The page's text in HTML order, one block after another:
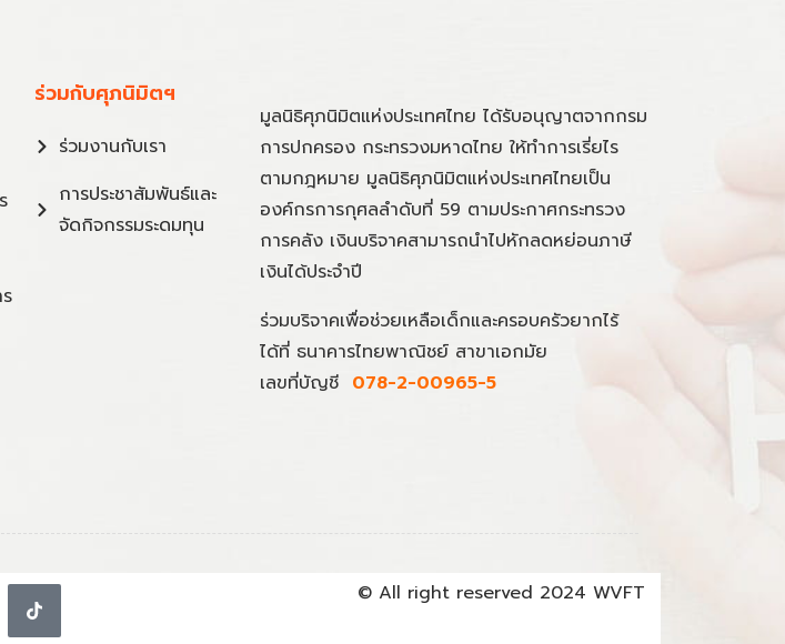
ร่วมกับศุภนิมิตฯ
ร่วมงานกับเรา
การประชาสัมพันธ์และ
จัดกิจกรรมระดมทุน
มูลนิธิศุภนิมิตแห่งประเทศไทย ได้รับอนุญาตจากกรม
การปกครอง กระทรวงมหาดไทย ให้ทำการเรี่ยไร
ตามกฎหมาย มูลนิธิศุภนิมิตแห่งประเทศไทยเป็น
องค์กรการกุศลลำดับที่ 59 ตามประกาศกระทรวง
การคลัง เงินบริจาคสามารถนำไปหักลดหย่อนภาษี
เงินได้ประจำปี
ร่วมบริจาคเพื่อช่วยเหลือเด็กและครอบครัวยากไร้
ได้ที่ ธนาคารไทยพาณิชย์ สาขาเอกมัย
เลขที่บัญชี 078-2-00965-5
© All right reserved 2024 WVFT